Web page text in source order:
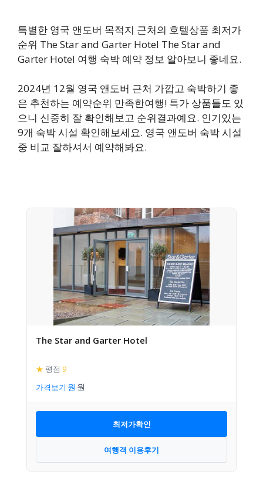
특별한 영국 앤도버 목적지 근처의 호텔상품 최저가
순위 The Star and Garter Hotel The Star and
Garter Hotel 여행 숙박 예약 정보 알아보니 좋네요.
2024년 12월 영국 앤도버 근처 가깝고 숙박하기 좋
은 추천하는 예약순위 만족한여행! 특가 상품들도 있
으니 신중히 잘 확인해보고 순위결과예요. 인기있는
9개 숙박 시설 확인해보세요. 영국 앤도버 숙박 시설
중 비교 잘하셔서 예약해봐요.
The Star and Garter Hotel
★ 평점 9
가격보기
최저가확인
여행객 이용후기